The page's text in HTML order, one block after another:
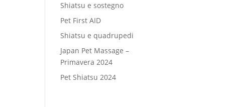
Shiatsu e sostegno
Pet First AID
Shiatsu e quadrupedi
Japan Pet Massage –
Primavera 2024
Pet Shiatsu 2024